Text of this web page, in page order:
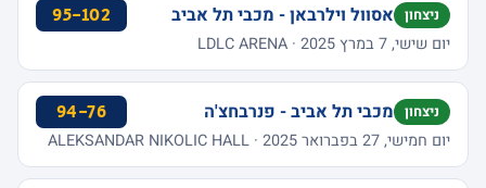
ניצחון אסוול וילרבאן - מכבי תל אביב 95-102
יום שישי, 7 במרץ 2025 · LDLC ARENA
ניצחון מכבי תל אביב - פנרבחצ'ה 94-76
יום חמישי, 27 בפברואר 2025 · ALEKSANDAR NIKOLIC HALL